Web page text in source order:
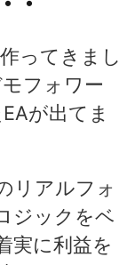
ってきまし
フォワー
が出てま
リアルフォ
ジックをベ
実に利益を